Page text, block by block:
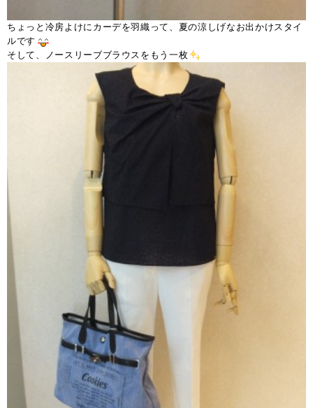
ちょっと冷房よけにカーデを羽織って、夏の涼しげなお出かけスタイ
ルです
そして、ノースリーブブラウスをもう一枚